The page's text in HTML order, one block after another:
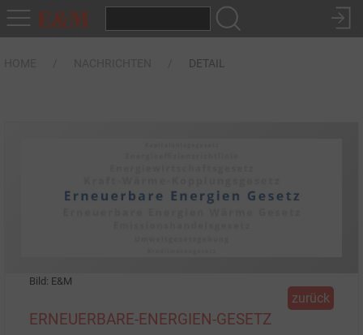
DETAIL
Bild: E&M
zurück
ERNEUERBARE-ENERGIEN-GESETZ